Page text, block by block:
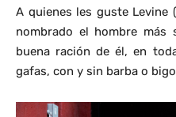
A quienes les guste Levine
nombrado el hombre más
buena ración de él, en
gafas, con y sin barba o